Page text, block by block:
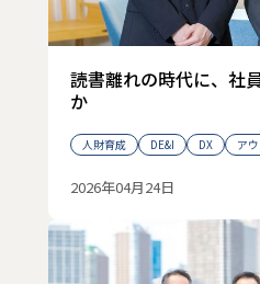
読書離れの時代に、社
か
人財育成 DE&I DX ア
2026年04月24日